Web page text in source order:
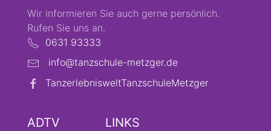
Wir informieren Sie auch gerne persönlich.
Rufen Sie uns an.
0631 93333
info@tanzschule-metzger.de
TanzerlebnisweltTanzschuleMetzger
ADTV LINKS